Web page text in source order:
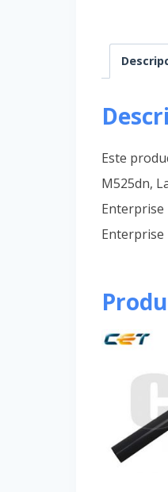
Este
M525dn,
Enterprise
Enterprise